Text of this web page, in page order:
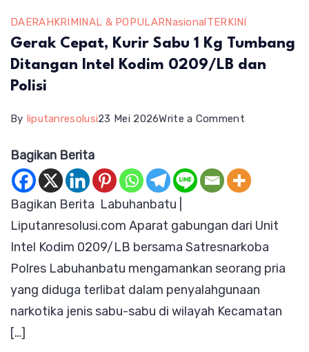
DAERAHKRIMINAL & POPULARNasionalTERKINI
Gerak Cepat, Kurir Sabu 1 Kg Tumbang
Ditangan Intel Kodim 0209/LB dan
Polisi
By liputanresolusi23 Mei 2026Write a Commenton
Kurir
1
Kg
Tumbang
Ditangan
Intel
Bagikan Berita
Bagikan Berita Labuhanbatu |
Liputanresolusi.com Aparat gabungan dari Unit
Intel Kodim 0209/LB bersama Satresnarkoba
Polres Labuhanbatu mengamankan seorang pria
yang diduga terlibat dalam penyalahgunaan
narkotika jenis sabu-sabu di wilayah Kecamatan
[…]